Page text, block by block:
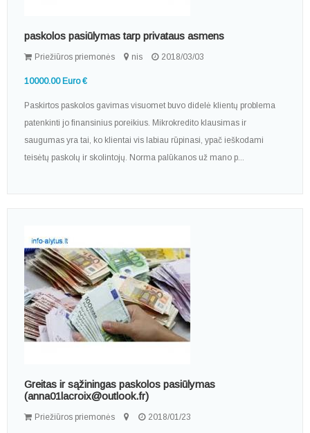
paskolos pasiūlymas tarp privataus asmens
Priežiūros priemonės nis 2018/03/03
10000.00 Euro €
Paskirtos paskolos gavimas visuomet buvo didelė klientų problema
patenkinti jo finansinius poreikius. Mikrokredito klausimas ir
saugumas yra tai, ko klientai vis labiau rūpinasi, ypač ieškodami
teisėtų paskolų ir skolintojų. Norma palūkanos už mano p...
Greitas ir sąžiningas paskolos pasiūlymas
(anna01lacroix@outlook.fr)
Priežiūros priemonės 2018/01/23